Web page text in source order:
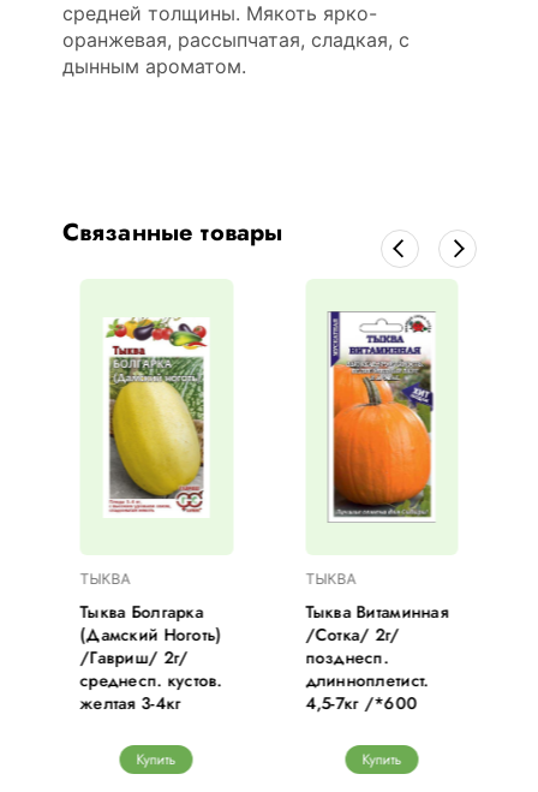
средней толщины. Мякоть ярко-
оранжевая, рассыпчатая, сладкая, с
дынным ароматом.
Связанные товары
ТЫКВА
Тыква Болгарка
(Дамский Ноготь)
/Гавриш/ 2г/
среднесп. кустов.
желтая 3-4кг
Купить
ТЫКВА
Тыква Витаминная
/Сотка/ 2г/
позднесп.
длинноплетист.
4,5-7кг /*600
Купить